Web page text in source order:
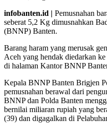
infobanten.id | Pemusnahan
seberat 5,2 Kg dimusnahkan
(BNNP) Banten.
Barang haram yang merusak
Aceh yang hendak diedarkan
di halaman Kantor BNNP
Kepala BNNP Banten Brigjen
pemusnahan berawal dari
BNNP dan Polda Banten
bernilai miliaran rupiah yang
(39) dan digagalkan di